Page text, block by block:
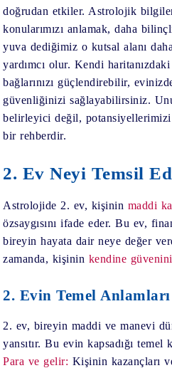
doğrudan etkiler. Astrolojik
konularımızı anlamak, daha
yuva dediğimiz o kutsal alanı
yardımcı olur. Kendi
bağlarınızı güçlendirebilir,
güvenliğinizi sağlayabilirsiniz.
belirleyici değil, potansiyellerimizi
bir rehberdir.
2. Ev Neyi Temsil
Astrolojide 2. ev, kişinin maddi
özsaygısını ifade eder. Bu ev,
bireyin hayata dair neye değer
zamanda, kişinin kendine güvenini
2. Evin Temel Anlamları
2. ev, bireyin maddi ve manevi
yansıtır. Bu evin kapsadığı temel
Para ve gelir: Kişinin kazançları